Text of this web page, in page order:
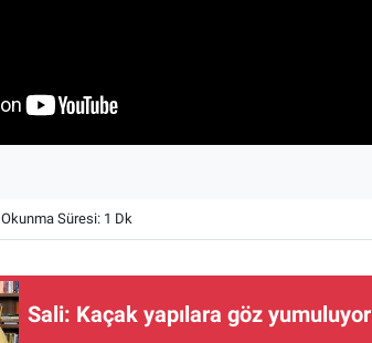
Okunma Süresi: 1 Dk
Sali: Kaçak yapılara göz yumuluyor